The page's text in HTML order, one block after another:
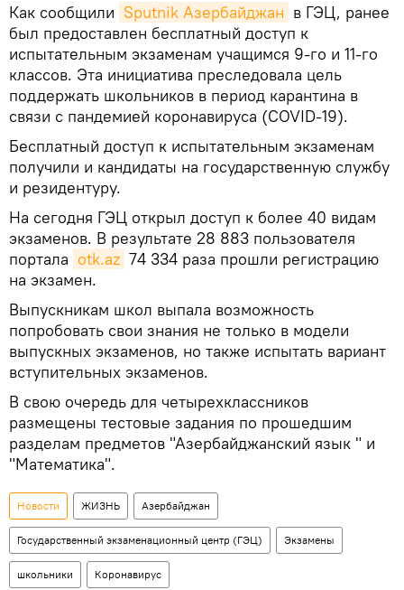
Как сообщили Sputnik Азербайджан в ГЭЦ, ранее
был предоставлен бесплатный доступ к
испытательным экзаменам учащимся 9-го и 11-го
классов. Эта инициатива преследовала цель
поддержать школьников в период карантина в
связи с пандемией коронавируса (COVID-19).
Бесплатный доступ к испытательным экзаменам
получили и кандидаты на государственную службу
и резидентуру.
На сегодня ГЭЦ открыл доступ к более 40 видам
экзаменов. В результате 28 883 пользователя
портала otk.az 74 334 раза прошли регистрацию
на экзамен.
Выпускникам школ выпала возможность
попробовать свои знания не только в модели
выпускных экзаменов, но также испытать вариант
вступительных экзаменов.
В свою очередь для четырехклассников
размещены тестовые задания по прошедшим
разделам предметов "Азербайджанский язык " и
"Математика".
Новости ЖИЗНЬ Азербайджан
Государственный экзаменационный центр (ГЭЦ) Экзамены
школьники Коронавирус